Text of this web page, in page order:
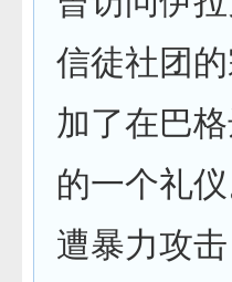
信徒社团
加了在巴
的一个礼
遭暴力攻